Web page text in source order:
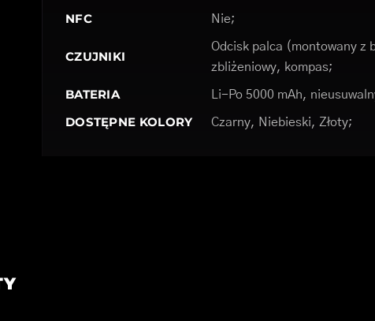
NFC Nie;
CZUJNIKI
Odcisk palca (montowany z
zbliżeniowy, kompas;
BATERIA Li-Po 5000 mAh,
DOSTĘPNE KOLORY Czarny, Niebieski, Złoty;